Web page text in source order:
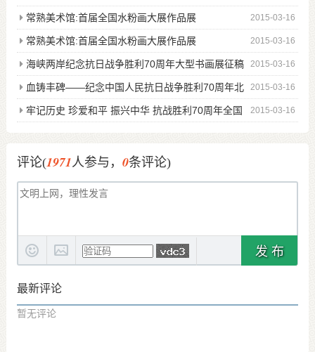
书画邀请展征稿
2015-03-16
常熟美术馆:首届全国水粉画大展作品展
2015-03-16
常熟美术馆:首届全国水粉画大展作品展
2015-03-16
海峡两岸纪念抗日战争胜利70周年大型书画展征稿
2015-03-16
血铸丰碑——纪念中国人民抗日战争胜利70周年北
京邀请展征稿
2015-03-16
牢记历史 珍爱和平 振兴中华 抗战胜利70周年全国
评论(1971人参与， 0条评论)
发 布
最新评论
暂无评论